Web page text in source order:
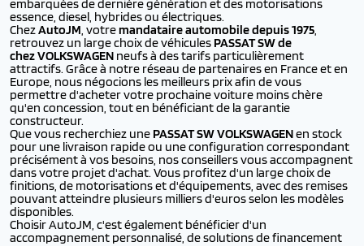
embarquées de dernière génération et des motorisations
essence, diesel, hybrides ou électriques.
ChezAutoJM, votremandataire automobile depuis 1975,
retrouvez un large choix de véhicules PASSAT SW de
chez VOLKSWAGEN neufs à des tarifs particulièrement
attractifs. Grâce à notre réseau de partenaires en France et en
Europe, nous négocions les meilleurs prix afin de vous
permettre d'acheter votre prochaine voiture moins chère
qu'en concession, tout en bénéficiant de la garantie
constructeur.
Que vous recherchiez une PASSAT SW VOLKSWAGENen stock
pour une livraison rapide ou une configuration correspondant
précisément à vos besoins, nos conseillers vous accompagnent
dans votre projet d'achat. Vous profitez d'un large choix de
finitions, de motorisations et d'équipements, avec des remises
pouvant atteindre plusieurs milliers d'euros selon les modèles
disponibles.
Choisir AutoJM, c'est également bénéficier d'un
accompagnement personnalisé, de solutions de financement